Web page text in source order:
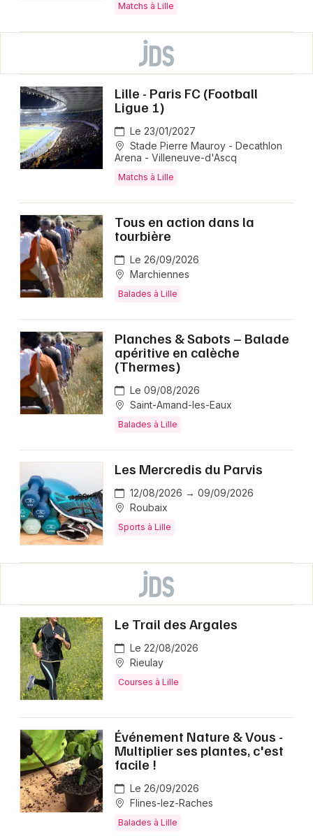
Matchs à Lille
Lille - Paris FC (Football
Ligue 1)
Le 23/01/2027
Stade Pierre Mauroy - Decathlon
Arena - Villeneuve-d'Ascq
Matchs à Lille
Tous en action dans la
tourbière
Le 26/09/2026
Marchiennes
Balades à Lille
Planches & Sabots – Balade
apéritive en calèche
(Thermes)
Le 09/08/2026
Saint-Amand-les-Eaux
Balades à Lille
Les Mercredis du Parvis
12/08/2026 → 09/09/2026
Roubaix
Sports à Lille
Le Trail des Argales
Le 22/08/2026
Rieulay
Courses à Lille
Événement Nature & Vous -
Multiplier ses plantes, c'est
facile !
Le 26/09/2026
Flines-lez-Raches
Balades à Lille